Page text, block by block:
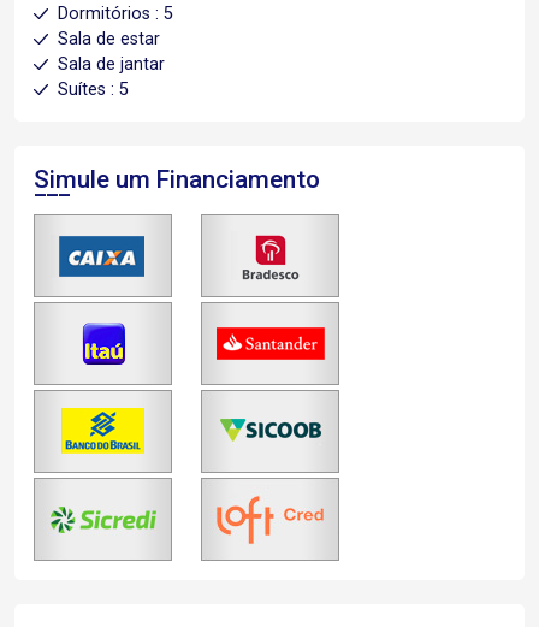
Dormitórios : 5
Sala de estar
Sala de jantar
Suítes : 5
Simule um Financiamento